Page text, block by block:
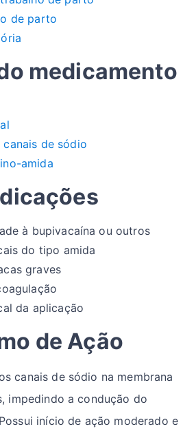
de parto
medicamento
de sódio
amida
à bupivacaína ou outros
do tipo amida
graves
da aplicação
de Ação
canais de sódio na membrana
impedindo a condução do
início de ação moderado e